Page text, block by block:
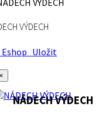
VÝDECH
Uložit
NÁDECH VÝDECH